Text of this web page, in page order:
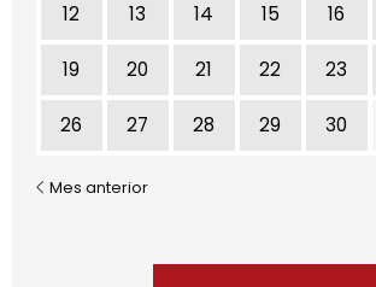
12 13 14 15 16
19 20 21 22 23
26 27 28 29 30
Mes anterior